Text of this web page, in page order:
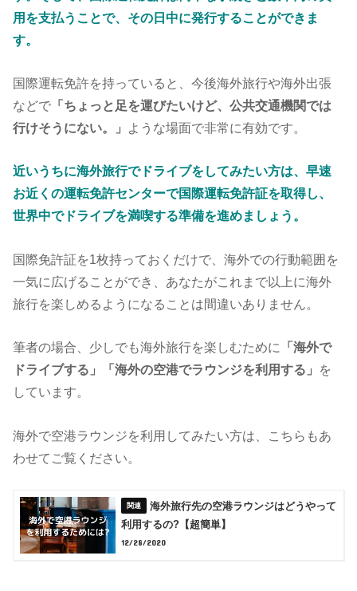
用を支払うことで、その日中に発行することができま
す。
国際運転免許を持っていると、今後海外旅行や海外出張
などで 「ちょっと足を運びたいけど、公共交通機関では
行けそうにない。」 ような場面で非常に有効です。
近いうちに海外旅行でドライブをしてみたい方は、早速
お近くの運転免許センターで国際運転免許証を取得し、
世界中でドライブを満喫する準備を進めましょう。
国際免許証を1枚持っておくだけで、海外での行動範囲を
一気に広げることができ、あなたがこれまで以上に海外
旅行を楽しめるようになることは間違いありません。
筆者の場合、少しでも海外旅行を楽しむために
「海外で
ドライブする」「海外の空港でラウンジを利用する」 を
しています。
海外で空港ラウンジを利用してみたい方は、こちらもあ
わせてご覧ください。
海外旅行先の空港ラウンジはどうやって
利用するの?【超簡単】
12/28/2020